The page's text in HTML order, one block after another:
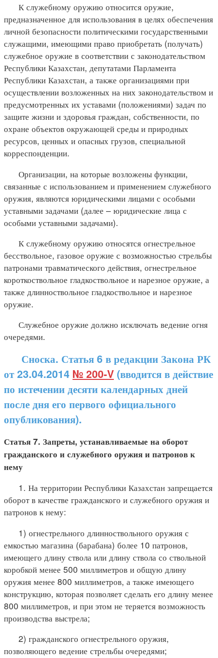
К служебному оружию относится оружие,
предназначенное для использования в целях обеспечения
личной безопасности политическими государственными
служащими, имеющими право приобретать (получать)
служебное оружие в соответствии с законодательством
Республики Казахстан, депутатами Парламента
Республики Казахстан, а также организациями при
осуществлении возложенных на них законодательством и
предусмотренных их уставами (положениями) задач по
защите жизни и здоровья граждан, собственности, по
охране объектов окружающей среды и природных
ресурсов, ценных и опасных грузов, специальной
корреспонденции.
Организации, на которые возложены функции,
связанные с использованием и применением служебного
оружия, являются юридическими лицами с особыми
уставными задачами (далее – юридические лица с
особыми уставными задачами).
К служебному оружию относятся огнестрельное
бесствольное, газовое оружие с возможностью стрельбы
патронами травматического действия, огнестрельное
короткоствольное гладкоствольное и нарезное оружие, а
также длинноствольное гладкоствольное и нарезное
оружие.
Служебное оружие должно исключать ведение огня
очередями.
Сноска. Статья 6 в редакции Закона РК
от 23.04.2014 № 200-V (вводится в действие
по истечении десяти календарных дней
после дня его первого официального
опубликования).
Статья 7. Запреты, устанавливаемые на оборот
гражданского и служебного оружия и патронов к
нему
1. На территории Республики Казахстан запрещается
оборот в качестве гражданского и служебного оружия и
патронов к нему:
1) огнестрельного длинноствольного оружия с
емкостью магазина (барабана) более 10 патронов,
имеющего длину ствола или длину ствола со ствольной
коробкой менее 500 миллиметров и общую длину
оружия менее 800 миллиметров, а также имеющего
конструкцию, которая позволяет сделать его длину менее
800 миллиметров, и при этом не теряется возможность
производства выстрела;
2) гражданского огнестрельного оружия,
позволяющего ведение стрельбы очередями;